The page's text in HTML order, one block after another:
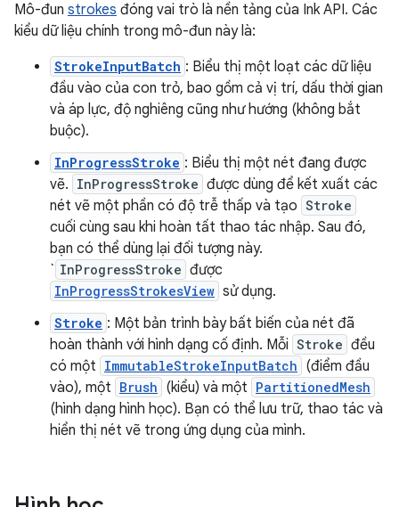
Mô-đun strokes đóng vai trò là nền tảng của Ink API. Các
kiểu dữ liệu chính trong mô-đun này là:
StrokeInputBatch : Biểu thị một loạt các dữ liệu
đầu vào của con trỏ, bao gồm cả vị trí, dấu thời gian
và áp lực, độ nghiêng cũng như hướng (không bắt
buộc).
InProgressStroke : Biểu thị một nét đang được
vẽ. InProgressStroke được dùng để kết xuất các
nét vẽ một phần có độ trễ thấp và tạo Stroke
cuối cùng sau khi hoàn tất thao tác nhập. Sau đó,
bạn có thể dùng lại đối tượng này.
` InProgressStroke được
InProgressStrokesView sử dụng.
Stroke : Một bản trình bày bất biến của nét đã
hoàn thành với hình dạng cố định. Mỗi Stroke đều
có một ImmutableStrokeInputBatch (điểm đầu
vào), một Brush (kiểu) và một PartitionedMesh
(hình dạng hình học). Bạn có thể lưu trữ, thao tác và
hiển thị nét vẽ trong ứng dụng của mình.